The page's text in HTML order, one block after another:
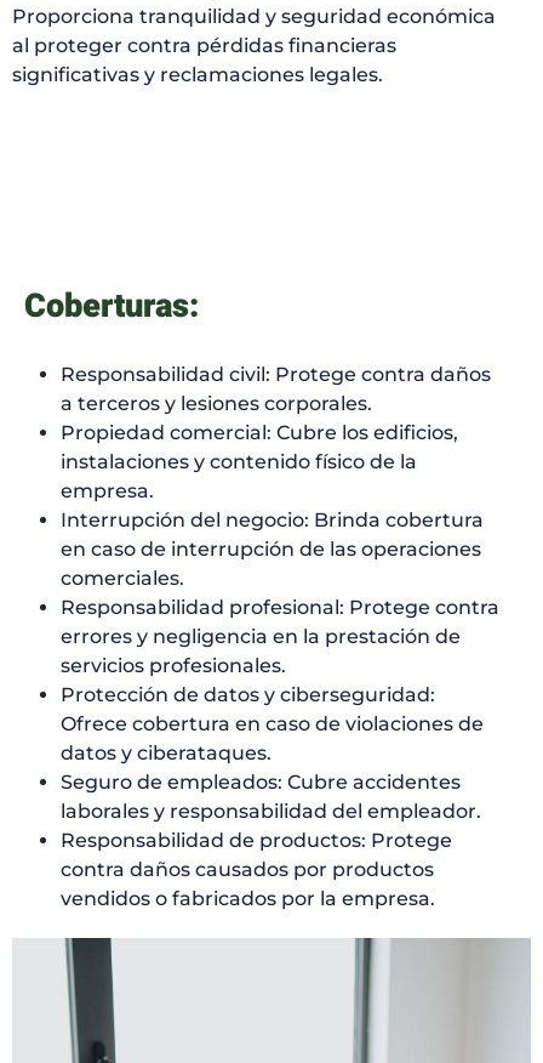
Proporciona tranquilidad y seguridad económica
al proteger contra pérdidas financieras
significativas y reclamaciones legales.
Coberturas:
Responsabilidad civil: Protege contra daños
a terceros y lesiones corporales.
Propiedad comercial: Cubre los edificios,
instalaciones y contenido físico de la
empresa.
Interrupción del negocio: Brinda cobertura
en caso de interrupción de las operaciones
comerciales.
Responsabilidad profesional: Protege contra
errores y negligencia en la prestación de
servicios profesionales.
Protección de datos y ciberseguridad:
Ofrece cobertura en caso de violaciones de
datos y ciberataques.
Seguro de empleados: Cubre accidentes
laborales y responsabilidad del empleador.
Responsabilidad de productos: Protege
contra daños causados por productos
vendidos o fabricados por la empresa.